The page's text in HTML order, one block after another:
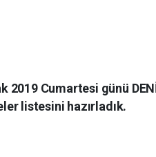
2019 Cumartesi günü
listesini hazırladık.